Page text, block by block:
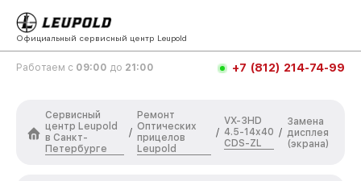
Официальный сервисный центр Leupold
Работаем с 09:00 до 21:00 +7 (812) 214-74-99
Сервисный
центр Leupold
в Санкт-
Петербурге
/
Ремонт
Оптических
прицелов
Leupold
/
VX-3HD
4.5-14x40
CDS-ZL
/
Замена
дисплея
(экрана)